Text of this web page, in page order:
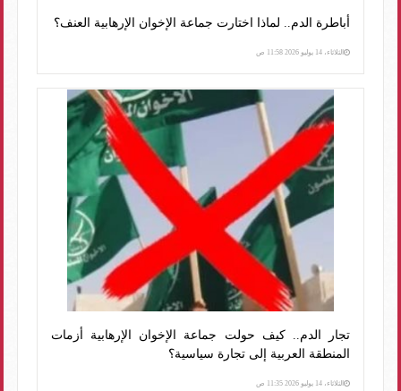
أباطرة الدم.. لماذا اختارت جماعة الإخوان الإرهابية العنف؟
الثلاثاء، 14 يوليو 2026 11:58 ص
تجار الدم.. كيف حولت جماعة الإخوان الإرهابية أزمات
المنطقة العربية إلى تجارة سياسية؟
الثلاثاء، 14 يوليو 2026 11:35 ص